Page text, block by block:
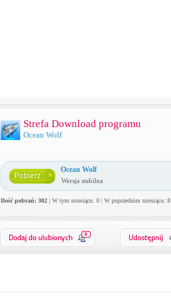
Strefa Download programu
Ocean Wolf
Ocean Wolf
Wersja stabilna
Ilość pobrań: 302| W tym miesiącu: 0 | W poprzednim miesiącu: 8
0